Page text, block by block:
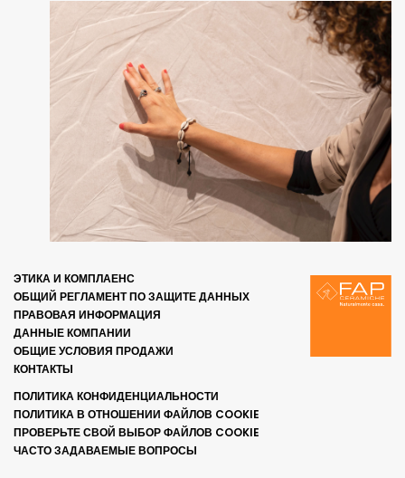
ЭТИКА И КОМПЛАЕНС
ОБЩИЙ РЕГЛАМЕНТ ПО ЗАЩИТЕ ДАННЫХ
ПРАВОВАЯ ИНФОРМАЦИЯ
ДАННЫЕ КОМПАНИИ
ОБЩИЕ УСЛОВИЯ ПРОДАЖИ
КОНТАКТЫ
ПОЛИТИКА КОНФИДЕНЦИАЛЬНОСТИ
ПОЛИТИКА В ОТНОШЕНИИ ФАЙЛОВ COOKIE
ПРОВЕРЬТЕ СВОЙ ВЫБОР ФАЙЛОВ COOKIE
ЧАСТО ЗАДАВАЕМЫЕ ВОПРОСЫ